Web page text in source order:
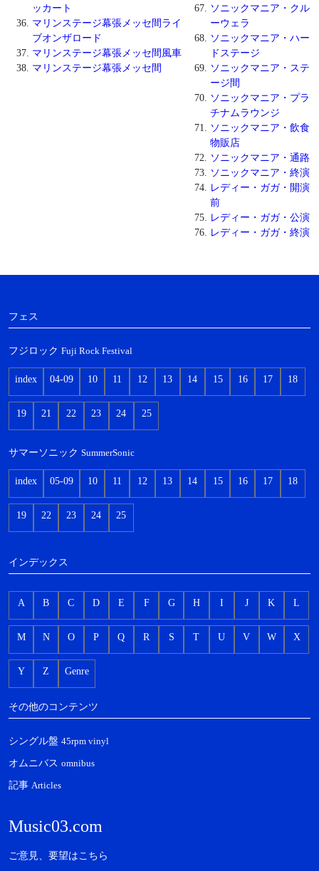
ッカート
マリンステージ幕張メッセ間ライ
ブオンザロード
マリンステージ幕張メッセ間風車
マリンステージ幕張メッセ間
ソニックマニア・クル
ーウェラ
ソニックマニア・ハー
ドステージ
ソニックマニア・ステ
ージ間
ソニックマニア・プラ
チナムラウンジ
ソニックマニア・飲食
物販店
ソニックマニア・通路
ソニックマニア・終演
レディー・ガガ・開演
前
レディー・ガガ・公演
レディー・ガガ・終演
フェス
フジロック Fuji Rock Festival
index 04-09 10 11 12 13 14 15 16 17 18
19 21 22 23 24 25
サマーソニック SummerSonic
index 05-09 10 11 12 13 14 15 16 17 18
19 22 23 24 25
インデックス
A B C D E F G H I J K L
M N O P Q R S T U V W X
Y Z Genre
その他のコンテンツ
シングル盤 45rpm vinyl
オムニバス omnibus
記事 Articles
Music03.com
ご意見、要望はこちら